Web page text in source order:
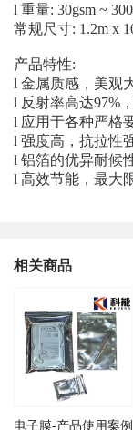
l 重量: 30gsm ~
常规尺寸: 1.2m x
产品特性:
l 金属质感，美观
l 反射率高达97%
l 应用于各种严格
l 强度高，抗拉性
l 铝箔的优异耐候
l 高效节能，最大
相关商品
电子膜-产品使用案例